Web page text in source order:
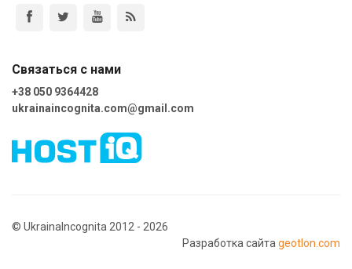
Связаться с нами
+38 050 9364428
ukrainaincognita.com@gmail.com
© UkrainaIncognita 2012 - 2026
Разработка сайта geotlon.com